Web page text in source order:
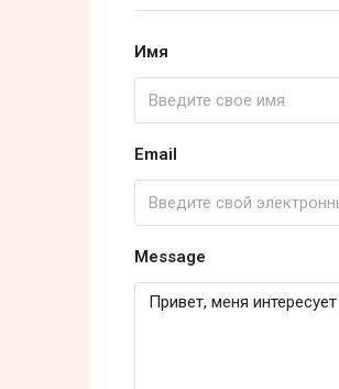
Имя
Email
Message